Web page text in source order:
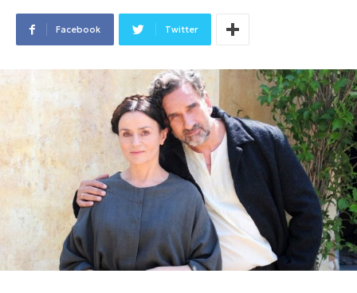
Facebook Twitter